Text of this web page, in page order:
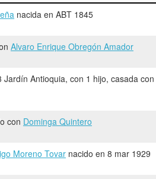
nacida en ABT 1845
Alvaro Enrique Obregón Amador
Jardín Antioquia, con 1 hijo, casada con
con Dominga Quintero
Moreno Tovar nacido en 8 mar 1929